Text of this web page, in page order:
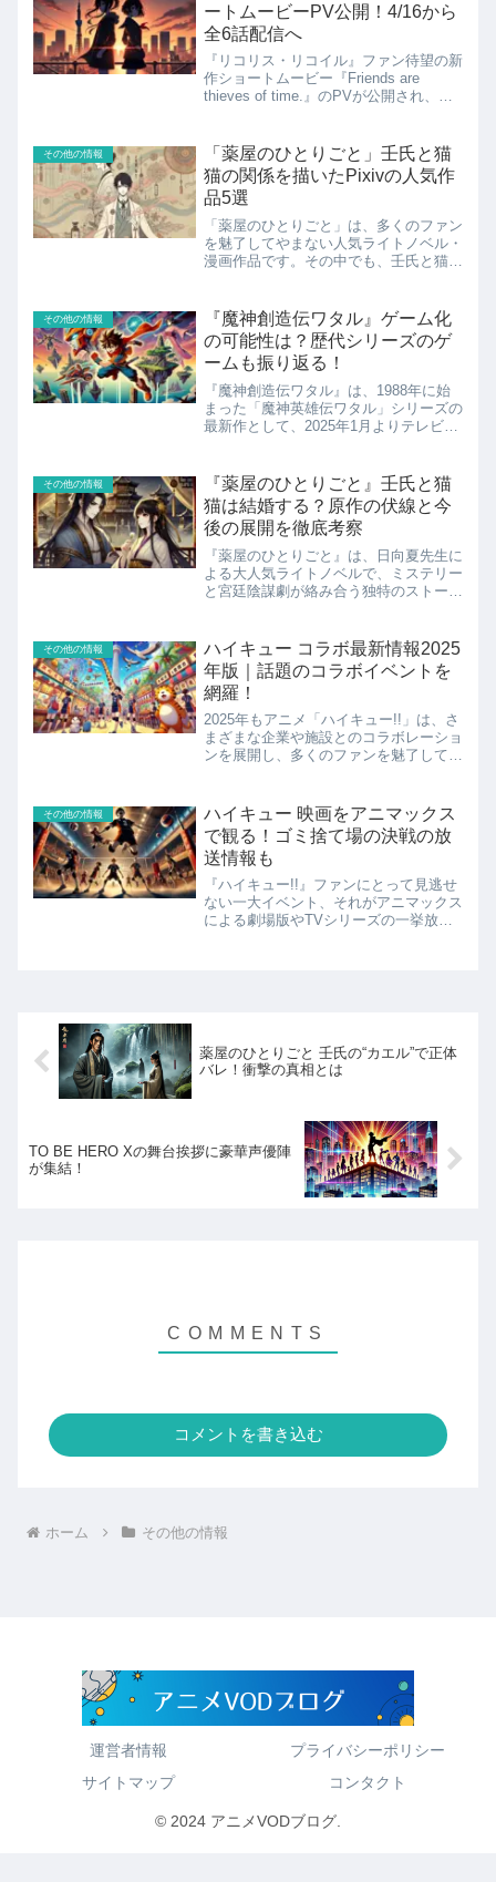
ートムービーPV公開！4/16から
全6話配信へ
『リコリス・リコイル』ファン待望の新
作ショートムービー『Friends are
thieves of time.』のPVが公開され、
ーは全6話構成で、アニプレック...
その他の情報
「薬屋のひとりごと」壬氏と猫
猫の関係を描いたPixivの人気作
品5選
「薬屋のひとりごと」は、多くのファン
を魅了してやまない人気ライトノベル・
漫画作品です。その中でも、壬氏と猫猫
Pixivには、二人の関係を深く掘り下げ
た数多くの創作作品...
その他の情報
『魔神創造伝ワタル』ゲーム化
の可能性は？歴代シリーズのゲ
ームも振り返る！
『魔神創造伝ワタル』は、1988年に始
まった「魔神英雄伝ワタル」シリーズの
最新作として、2025年1月よりテレビ東
ニメで、主人公・星部ワタルが異世界
「宙部界」で魔神「龍...
その他の情報
『薬屋のひとりごと』壬氏と猫
猫は結婚する？原作の伏線と今
後の展開を徹底考察
『薬屋のひとりごと』は、日向夏先生に
よる大人気ライトノベルで、ミステリー
と宮廷陰謀劇が絡み合う独特のストーリ
の事件を解決していきます。一方、彼女
に強い関心を持つ壬氏（じん...
その他の情報
ハイキュー コラボ最新情報2025
年版｜話題のコラボイベントを
網羅！
2025年もアニメ「ハイキュー!!」は、さ
まざまな企業や施設とのコラボレーショ
ンを展開し、多くのファンを魅了してい
店舗、大型施設とのコラボイベントが
次々に開催され、...
その他の情報
ハイキュー 映画をアニマックス
で観る！ゴミ捨て場の決戦の放
送情報も
『ハイキュー!!』ファンにとって見逃せ
ない一大イベント、それがアニマックス
による劇場版やTVシリーズの一挙放送
薬屋のひとりごと 壬氏の“カエル”で正体
バレ！衝撃の真相とは
TO BE HERO Xの舞台挨拶に豪華声優陣
が集結！
コメントを書き込む
ホーム その他の情報
運営者情報
プライバシーポリシー
サイトマップ
コンタクト
© 2024 アニメVODブログ.